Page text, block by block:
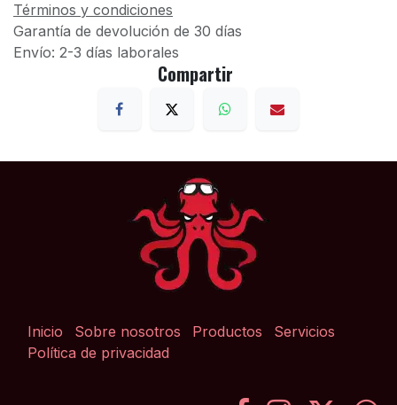
Términos y condiciones
Garantía de devolución de 30 días
Envío: 2-3 días laborales
Compartir
Inicio Sobre nosotros Productos
Servicios
Política de privacidad